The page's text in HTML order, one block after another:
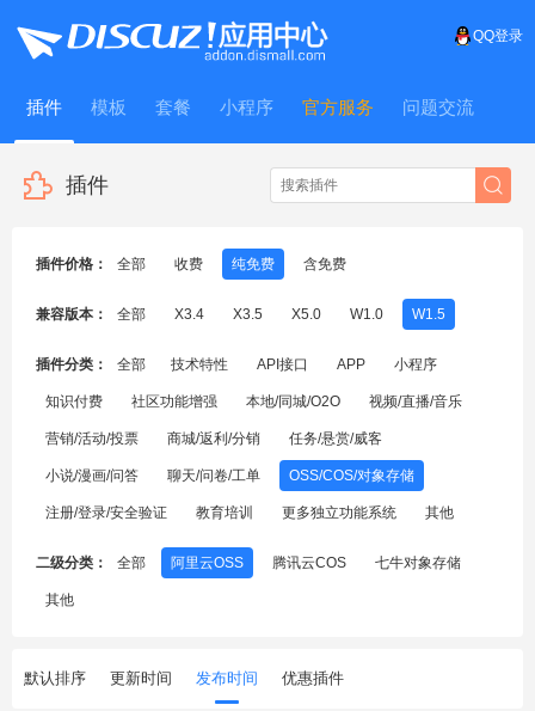
QQ登录
插件 模板 套餐 小程序 官方服务 问题交流
WitFrame
插件
插件价格： 全部 收费 纯免费 含免费
兼容版本： 全部 X3.4 X3.5 X5.0 W1.0 W1.5
插件分类： 全部 技术特性 API接口 APP 小程序
知识付费 社区功能增强 本地/同城/O2O 视频/直播/音乐
营销/活动/投票 商城/返利/分销 任务/悬赏/威客
小说/漫画/问答 聊天/问卷/工单 OSS/COS/对象存储
注册/登录/安全验证 教育培训 更多独立功能系统 其他
二级分类： 全部 阿里云OSS 腾讯云COS 七牛对象存储
其他
默认排序 更新时间 发布时间 优惠插件